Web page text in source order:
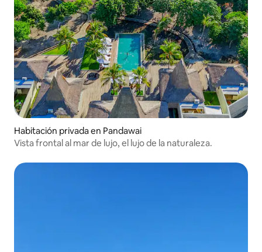
Habitación privada en Pandawai
Vista frontal al mar de lujo, el lujo de la naturaleza.